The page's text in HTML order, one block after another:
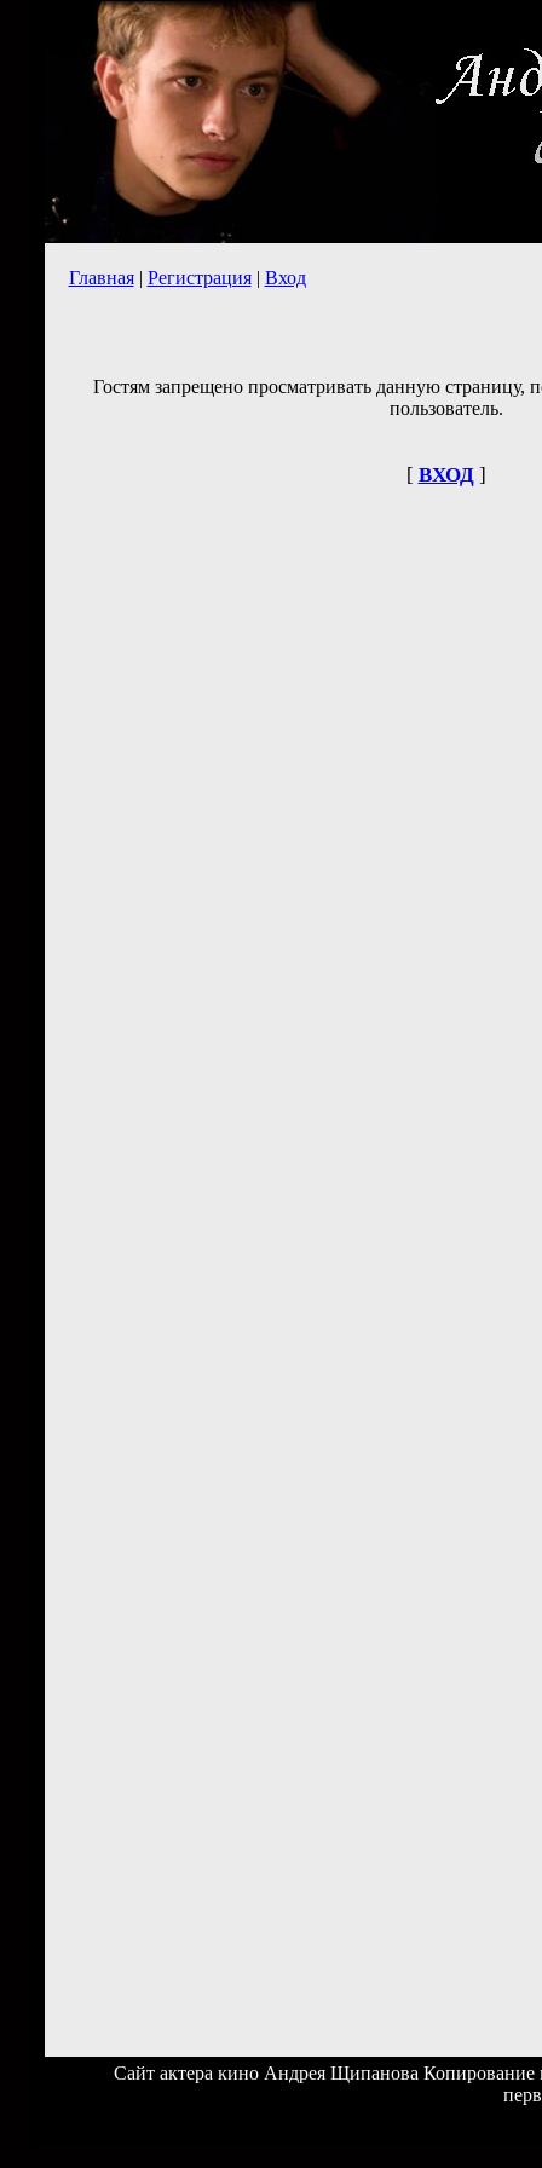
Главная| Регистрация| Вход
Гостям запрещено просматривать данную страницу,
пользователь.
[ ВХОД]
Сайт актера кино Андрея Щипанова Копирование